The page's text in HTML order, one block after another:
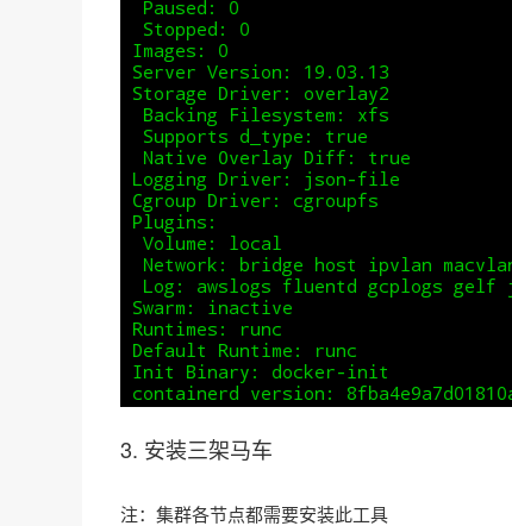
3. 安装三架马车
注：集群各节点都需要安装此工具